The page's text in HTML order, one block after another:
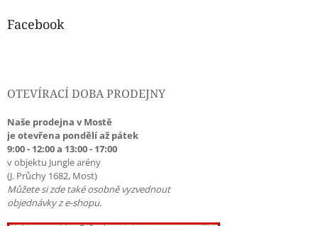
Facebook
OTEVÍRACÍ DOBA PRODEJNY
Naše prodejna v Mostě
je otevřena pondělí až pátek
9:00 - 12:00 a 13:00 - 17:00
v objektu Jungle arény
(J. Průchy 1682, Most)
Můžete si zde také osobně vyzvednout
objednávky z e-shopu.